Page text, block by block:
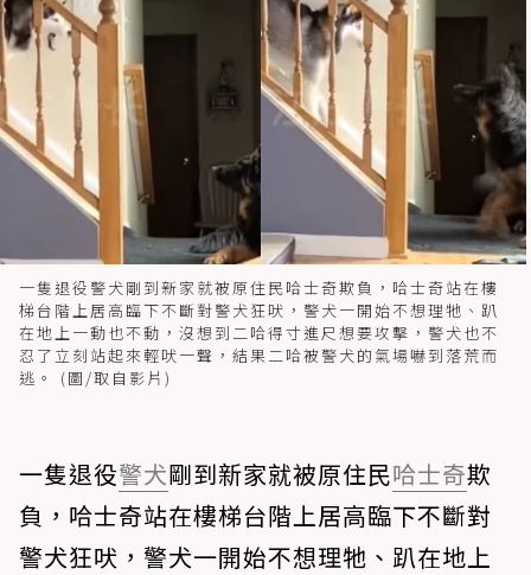
一隻退役警犬剛到新家就被原住民哈士奇欺負，哈士奇站在樓
梯台階上居高臨下不斷對警犬狂吠，警犬一開始不想理牠、趴
在地上一動也不動，沒想到二哈得寸進尺想要攻擊，警犬也不
忍了立刻站起來輕吠一聲，結果二哈被警犬的氣場嚇到落荒而
逃。 (圖/取自影片)
一隻退役警犬剛到新家就被原住民哈士奇欺
負，哈士奇站在樓梯台階上居高臨下不斷對
警犬狂吠，警犬一開始不想理牠、趴在地上